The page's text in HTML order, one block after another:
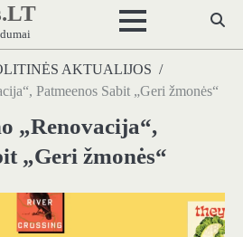
AKTUALIJOS
Patmeenos Sabit „Geri žmonės“
„Renovacija“,
„Geri žmonės“